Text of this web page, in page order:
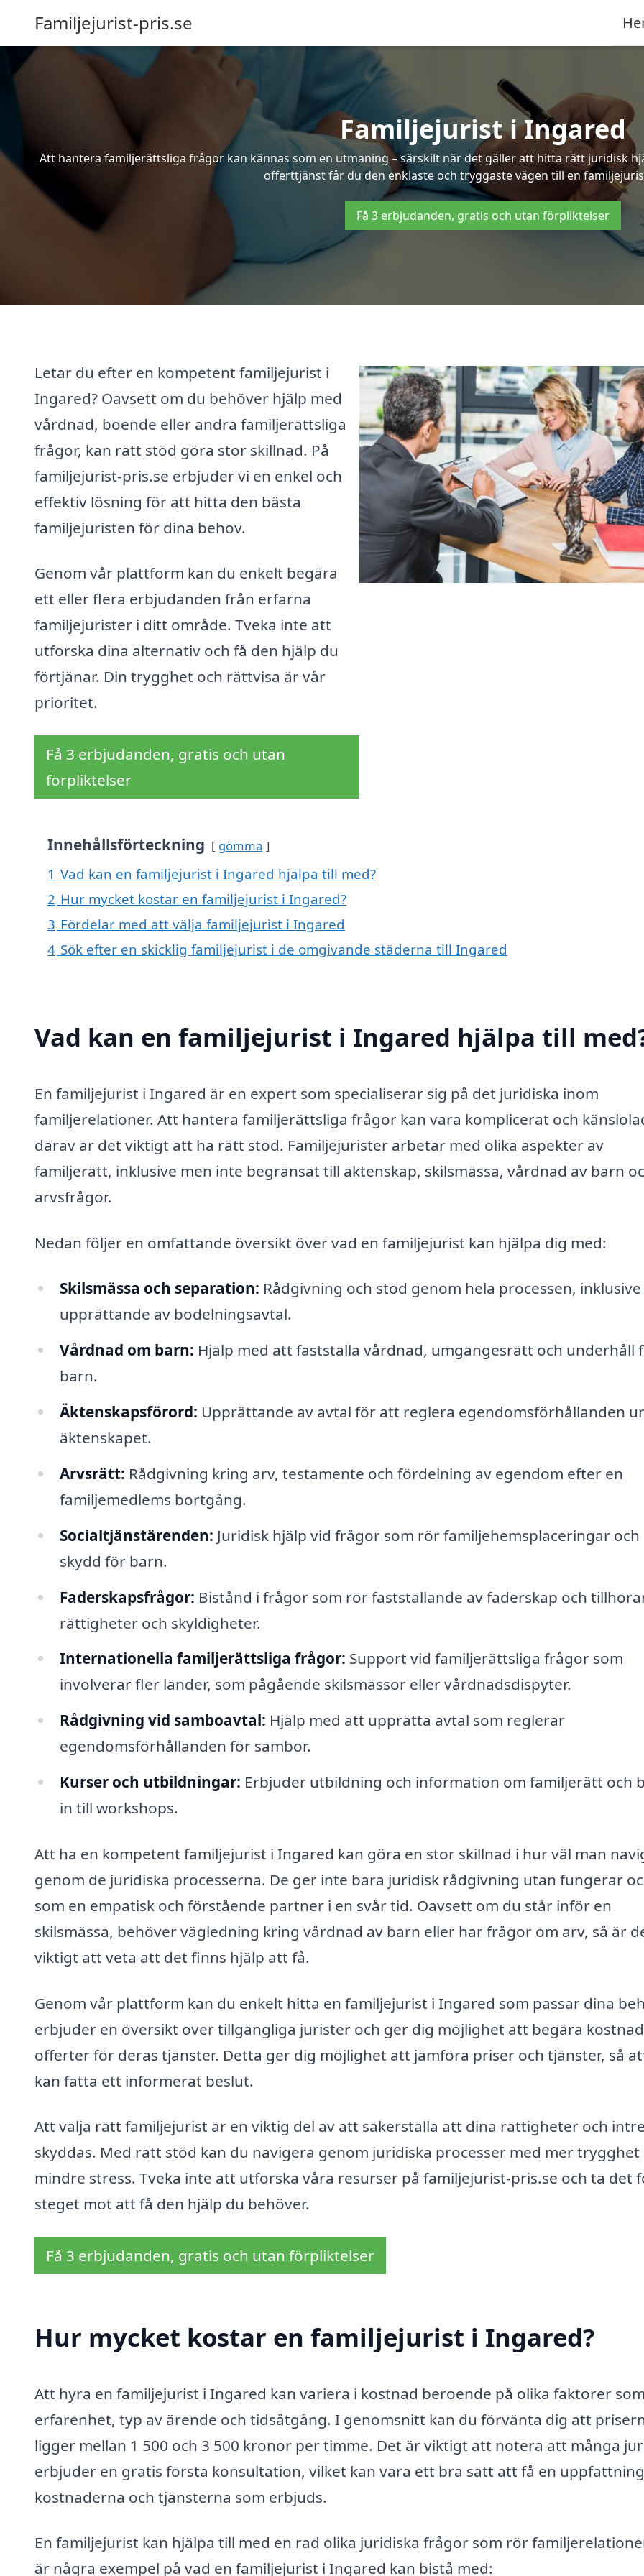
Familjejurist-pris.se
Familjejurist i Ingared
Att hantera familjerättsliga frågor kan kännas som en utmaning – särskilt när det gäller att hitta rätt juridisk
offerttjänst får du den enklaste och tryggaste vägen till en
Få 3 erbjudanden, gratis och utan förpliktelser
Letar du efter en kompetent familjejurist i
Ingared? Oavsett om du behöver hjälp med
vårdnad, boende eller andra familjerättsliga
frågor, kan rätt stöd göra stor skillnad. På
familjejurist-pris.se erbjuder vi en enkel och
effektiv lösning för att hitta den bästa
familjejuristen för dina behov.
Genom vår plattform kan du enkelt begära
ett eller flera erbjudanden från erfarna
familjejurister i ditt område. Tveka inte att
utforska dina alternativ och få den hjälp du
förtjänar. Din trygghet och rättvisa är vår
prioritet.
Få 3 erbjudanden, gratis och utan
förpliktelser
Innehållsförteckning gömma
1 Vad kan en familjejurist i Ingared hjälpa till med?
2 Hur mycket kostar en familjejurist i Ingared?
3 Fördelar med att välja familjejurist i Ingared
4 Sök efter en skicklig familjejurist i de omgivande städerna till Ingared
Vad kan en familjejurist i Ingared hjälpa till
En familjejurist i Ingared är en expert som specialiserar sig på det juridiska inom
familjerelationer. Att hantera familjerättsliga frågor kan vara komplicerat och
därav är det viktigt att ha rätt stöd. Familjejurister arbetar med olika aspekter av
familjerätt, inklusive men inte begränsat till äktenskap, skilsmässa, vårdnad av barn
arvsfrågor.
Nedan följer en omfattande översikt över vad en familjejurist kan hjälpa dig med:
Skilsmässa och separation: Rådgivning och stöd genom hela processen, inklusive
upprättande av bodelningsavtal.
Vårdnad om barn: Hjälp med att fastställa vårdnad, umgängesrätt och underhåll
barn.
Äktenskapsförord: Upprättande av avtal för att reglera egendomsförhållanden
äktenskapet.
Arvsrätt: Rådgivning kring arv, testamente och fördelning av egendom efter en
familjemedlems bortgång.
Socialtjänstärenden: Juridisk hjälp vid frågor som rör familjehemsplaceringar och
skydd för barn.
Faderskapsfrågor: Bistånd i frågor som rör fastställande av faderskap och
rättigheter och skyldigheter.
Internationella familjerättsliga frågor: Support vid familjerättsliga frågor som
involverar fler länder, som pågående skilsmässor eller vårdnadsdispyter.
Rådgivning vid samboavtal: Hjälp med att upprätta avtal som reglerar
egendomsförhållanden för sambor.
Kurser och utbildningar: Erbjuder utbildning och information om familjerätt och
in till workshops.
Att ha en kompetent familjejurist i Ingared kan göra en stor skillnad i hur väl man
genom de juridiska processerna. De ger inte bara juridisk rådgivning utan fungerar
som en empatisk och förstående partner i en svår tid. Oavsett om du står inför en
skilsmässa, behöver vägledning kring vårdnad av barn eller har frågor om arv, så är
viktigt att veta att det finns hjälp att få.
Genom vår plattform kan du enkelt hitta en familjejurist i Ingared som passar dina
erbjuder en översikt över tillgängliga jurister och ger dig möjlighet att begära
offerter för deras tjänster. Detta ger dig möjlighet att jämföra priser och tjänster, så
kan fatta ett informerat beslut.
Att välja rätt familjejurist är en viktig del av att säkerställa att dina rättigheter och
skyddas. Med rätt stöd kan du navigera genom juridiska processer med mer trygghet
mindre stress. Tveka inte att utforska våra resurser på familjejurist-pris.se och ta det
steget mot att få den hjälp du behöver.
Få 3 erbjudanden, gratis och utan förpliktelser
Hur mycket kostar en familjejurist i Ingared?
Att hyra en familjejurist i Ingared kan variera i kostnad beroende på olika faktorer som
erfarenhet, typ av ärende och tidsåtgång. I genomsnitt kan du förvänta dig att
ligger mellan 1 500 och 3 500 kronor per timme. Det är viktigt att notera att många
erbjuder en gratis första konsultation, vilket kan vara ett bra sätt att få en
kostnaderna och tjänsterna som erbjuds.
En familjejurist kan hjälpa till med en rad olika juridiska frågor som rör
är några exempel på vad en familjejurist i Ingared kan bistå med: